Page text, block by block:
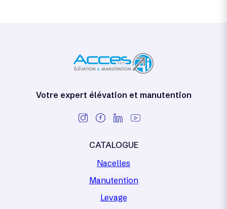
Votre expert élévation et manutention
CATALOGUE
Nacelles
Manutention
Levage